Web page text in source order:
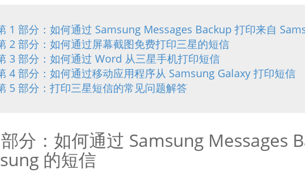
1 部分：如何通过 Samsung Messages Backup 打印来自
2 部分：如何通过屏幕截图免费打印三星的短信
3 部分：如何通过 Word 从三星手机打印短信
4 部分：如何通过移动应用程序从 Samsung Galaxy 打印短信
5 部分：打印三星短信的常见问题解答
分：如何通过 Samsung Messages
的短信